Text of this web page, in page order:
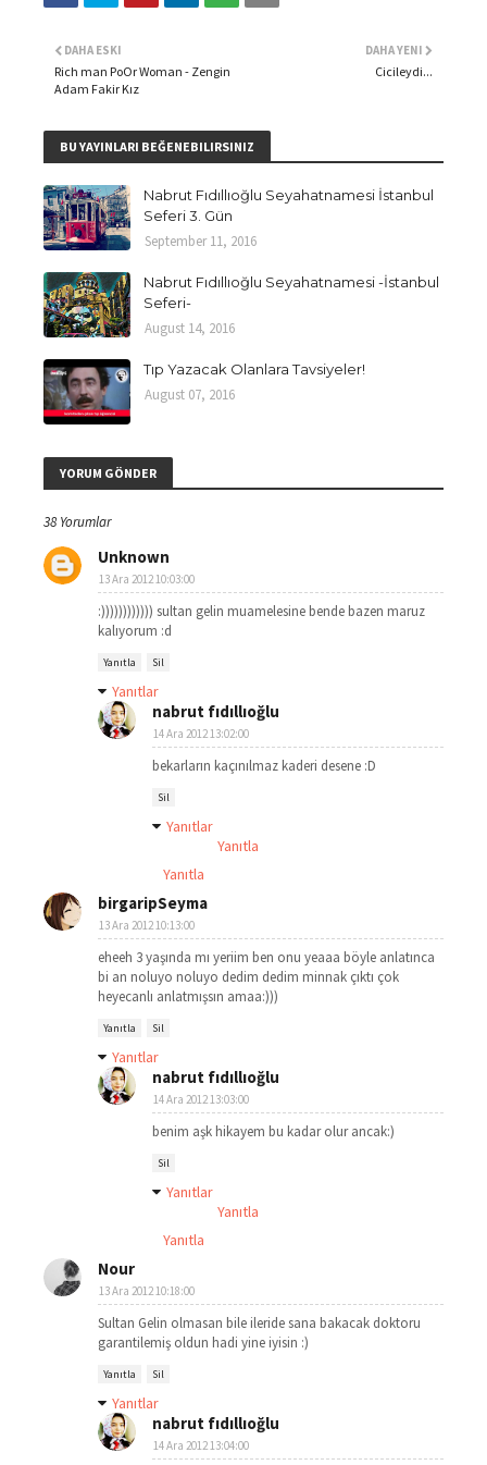
DAHA YENI
Cicileydi...
DAHA ESKI
Rich man PoOr Woman - Zengin
Adam Fakir Kız
BU YAYINLARI BEĞENEBILIRSINIZ
Nabrut Fıdıllıoğlu Seyahatnamesi İstanbul
Seferi 3. Gün
September 11, 2016
Nabrut Fıdıllıoğlu Seyahatnamesi -İstanbul
Seferi-
August 14, 2016
Tıp Yazacak Olanlara Tavsiyeler!
August 07, 2016
YORUM GÖNDER
38 Yorumlar
Unknown
13 Ara 2012 10:03:00
:)))))))))))) sultan gelin muamelesine bende bazen maruz
kalıyorum :d
Yanıtla Sil
Yanıtlar
nabrut fıdıllıoğlu
14 Ara 2012 13:02:00
bekarların kaçınılmaz kaderi desene :D
Sil
Yanıtlar
Yanıtla
Yanıtla
birgaripSeyma
13 Ara 2012 10:13:00
eheeh 3 yaşında mı yeriim ben onu yeaaa böyle anlatınca
bi an noluyo noluyo dedim dedim minnak çıktı çok
heyecanlı anlatmışsın amaa:)))
Yanıtla Sil
Yanıtlar
nabrut fıdıllıoğlu
14 Ara 2012 13:03:00
benim aşk hikayem bu kadar olur ancak:)
Sil
Yanıtlar
Yanıtla
Yanıtla
Nour
13 Ara 2012 10:18:00
Sultan Gelin olmasan bile ileride sana bakacak doktoru
garantilemiş oldun hadi yine iyisin :)
Yanıtla Sil
Yanıtlar
nabrut fıdıllıoğlu
14 Ara 2012 13:04:00